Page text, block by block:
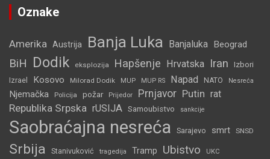
Oznake
Amerika Austrija Banja Luka Banjaluka Beograd
BiH Dodik eksplozija Hapšenje Hrvatska Iran Izbori
Izrael Kosovo Milorad Dodik MUP MUP RS Napad NATO Nesreća
Njemačka Policija požar Prijedor Prnjavor Putin rat
Republika Srpska rUSIJA Samoubistvo sankcije
Saobraćajna nesreća Sarajevo smrt SNSD
Srbija Stanivuković tragedija Tramp Ubistvo UKC